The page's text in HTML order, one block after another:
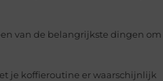
van de belangrijkste dingen om
je koffieroutine er waarschijnlijk